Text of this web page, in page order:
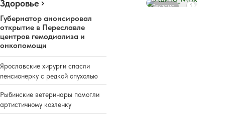
Здоровье
Губернатор анонсировал
открытие в Переславле
центров гемодиализа и
онкопомощи
Ярославские хирурги спасли
пенсионерку с редкой опухолью
Рыбинские ветеринары помогли
артистичному козленку
Реклама